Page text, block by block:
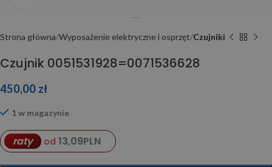
Strona główna Wyposażenie elektryczne i osprzęt Czujniki
Czujnik 0051531928=0071536628
450,00 zł
1 w magazynie
raty od 13,09PLN